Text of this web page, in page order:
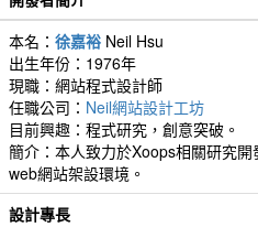
本名： 徐嘉裕 Neil Hsu
出生年份：1976年
現職：網站程式設計師
任職公司： Neil網站設計工坊
目前興趣：程式研究，創意突破。
簡介：本人致力於Xoops相關研究
web網站架設環境。
設計專長